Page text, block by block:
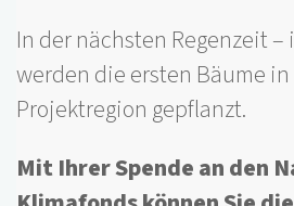
In der nächsten Regenzeit –
werden die ersten Bäume
Projektregion gepflanzt.
Mit Ihrer Spende an den